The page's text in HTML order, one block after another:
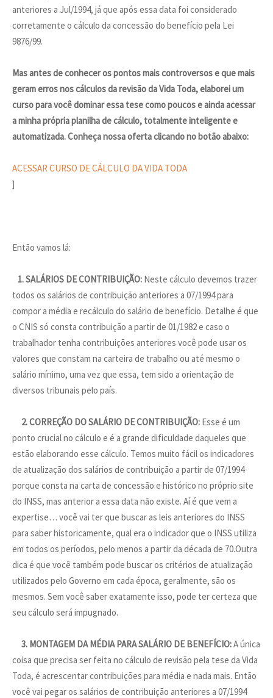
anteriores a Jul/1994, já que após essa data foi considerado
corretamente o cálculo da concessão do benefício pela Lei
9876/99.
Mas antes de conhecer os pontos mais controversos e que mais
geram erros nos cálculos da revisão da Vida Toda, elaborei um
curso para você dominar essa tese como poucos e ainda acessar
a minha própria planilha de cálculo, totalmente inteligente e
automatizada. Conheça nossa oferta clicando no botão abaixo:
ACESSAR CURSO DE CÁLCULO DA VIDA TODA
]
Então vamos lá:
1. SALÁRIOS DE CONTRIBUIÇÃO: Neste cálculo devemos trazer
todos os salários de contribuição anteriores a 07/1994 para
compor a média e recálculo do salário de benefício. Detalhe é que
o CNIS só consta contribuição a partir de 01/1982 e caso o
trabalhador tenha contribuições anteriores você pode usar os
valores que constam na carteira de trabalho ou até mesmo o
salário mínimo, uma vez que essa, tem sido a orientação de
diversos tribunais pelo país.
2. CORREÇÃO DO SALÁRIO DE CONTRIBUIÇÃO: Esse é um
ponto crucial no cálculo e é a grande dificuldade daqueles que
estão elaborando esse cálculo. Temos muito fácil os indicadores
de atualização dos salários de contribuição a partir de 07/1994
porque consta na carta de concessão e histórico no próprio site
do INSS, mas anterior a essa data não existe. Aí é que vem a
expertise… você vai ter que buscar as leis anteriores do INSS
para saber historicamente, qual era o indicador que o INSS utiliza
em todos os períodos, pelo menos a partir da década de 70.Outra
dica é que você também pode buscar os critérios de atualização
utilizados pelo Governo em cada época, geralmente, são os
mesmos. Sem você saber exatamente isso, pode ter certeza que
seu cálculo será impugnado.
3. MONTAGEM DA MÉDIA PARA SALÁRIO DE BENEFÍCIO:A única
coisa que precisa ser feita no cálculo de revisão pela tese da Vida
Toda, é acrescentar contribuições para média e nada mais. Então
você vai pegar os salários de contribuição anteriores a 07/1994